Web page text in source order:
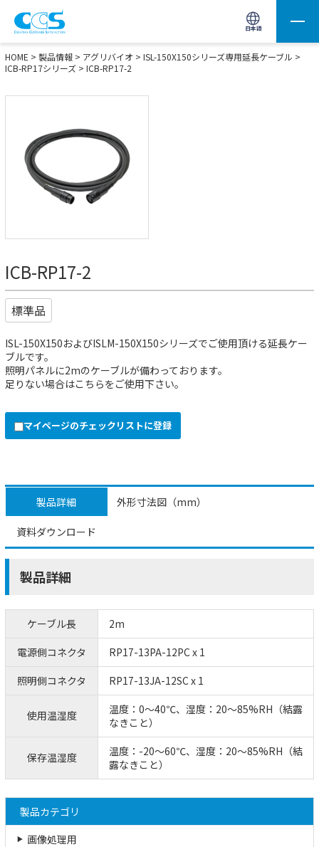
日本語
画像処理用の製品検索 サイト内検索(Enterで実行)
HOME > 製品情報 > アグリバイオ > ISL-150X150シリーズ専用延長ケーブル >
ICB-RP17シリーズ > ICB-RP17-2
ICB-RP17-2
標準品
ISL-150X150およびISLM-150X150シリーズでご使用頂ける延長ケー
ブルです。
照明パネルに2mのケーブルが備わっております。
足りない場合はこちらをご使用下さい。
マイページのチェックリストに登録
製品詳細 外形寸法図（mm）
資料ダウンロード
製品詳細
ケーブル長
2m
電源側コネクタ
RP17-13PA-12PC x 1
照明側コネクタ
RP17-13JA-12SC x 1
使用温湿度
温度：0～40℃、湿度：20～85%RH（結露
なきこと）
保存温湿度
温度：-20～60℃、湿度：20～85%RH（結
露なきこと）
製品カテゴリ
画像処理用